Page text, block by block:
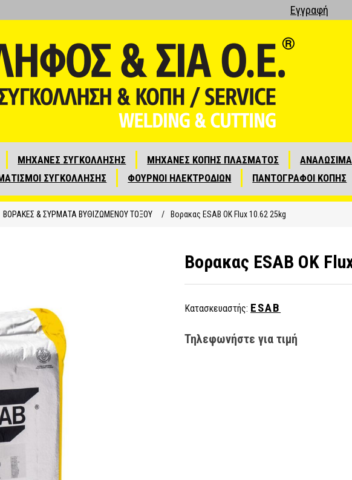
Εγγραφή
ΜΗΧΑΝΕΣ ΣΥΓΚΟΛΛΗΣΗΣ ΜΗΧΑΝΕΣ ΚΟΠΗΣ ΠΛΑΣΜΑΤΟΣ
ΣΥΓΚΟΛΛΗΣΗΣ ΦΟΥΡΝΟΙ ΗΛΕΚΤΡΟΔΙΩΝ ΠΑΝΤΟΓΡΑΦΟΙ ΚΟΠΗΣ
ΒΟΡΑΚΕΣ & ΣΥΡΜΑΤΑ ΒΥΘΙΖΩΜΕΝΟΥ ΤΟΞΟΥ / Βορακας ESAB OK Flux 10.62 25kg
Βορακας ESAB OK
Κατασκευαστής: ESAB
Τηλεφωνήστε για τιμή